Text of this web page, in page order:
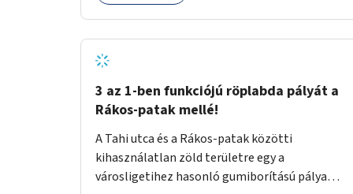
3 az 1-ben funkciójú röplabda pályát a
Rákos-patak mellé!
A Tahi utca és a Rákos-patak közötti
kihasználatlan zöld területre egy a
városligetihez hasonló gumiborítású pálya